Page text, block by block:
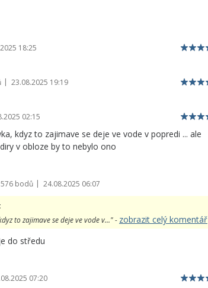
18:25
| 23.08.2025 19:19
02:15
kdyz to zajimave se deje ve vode v popredi ... ale
v obloze by to nebylo ono
bodů | 24.08.2025 06:07
:
to zajimave se deje ve vode v..." - zobrazit celý komentář
do středu
07:20